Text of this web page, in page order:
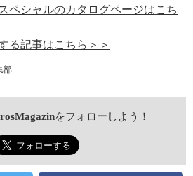
ペシャルのカタログページはこち
る記事はこちら＞＞
部
をフォローしよう！